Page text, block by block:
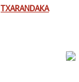
TXARANDAKA